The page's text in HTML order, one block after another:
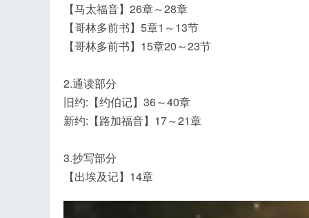
【马太福音】26章～28章
【哥林多前书】5章1～13节
【哥林多前书】15章20～23节
2.通读部分
旧约:【约伯记】36～40章
新约:【路加福音】17～21章
3.抄写部分
【出埃及记】14章